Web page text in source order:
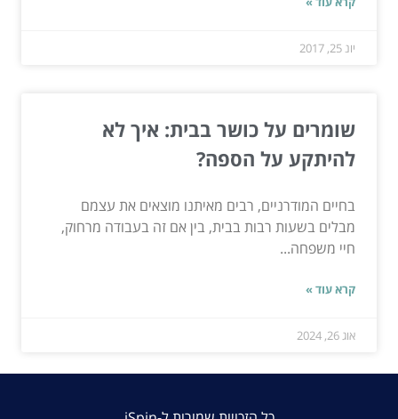
יונ 25, 2017
שומרים על כושר בבית: איך לא
להיתקע על הספה?
בחיים המודרניים, רבים מאיתנו מוצאים את עצמם
מבלים בשעות רבות בבית, בין אם זה בעבודה מרחוק,
חיי משפחה...
קרא עוד »
אוג 26, 2024